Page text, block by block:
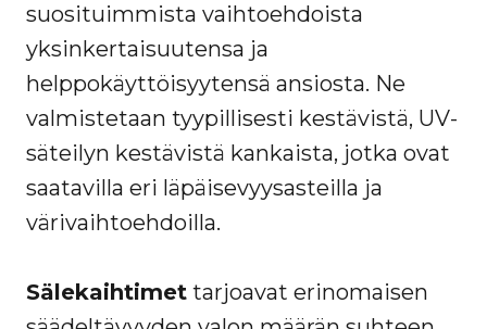
suosituimmista vaihtoehdoista
yksinkertaisuutensa ja
helppokäyttöisyytensä ansiosta. Ne
valmistetaan tyypillisesti kestävistä, UV-
säteilyn kestävistä kankaista, jotka ovat
saatavilla eri läpäisevyysasteilla ja
värivaihtoehdoilla.
Sälekaihtimet tarjoavat erinomaisen